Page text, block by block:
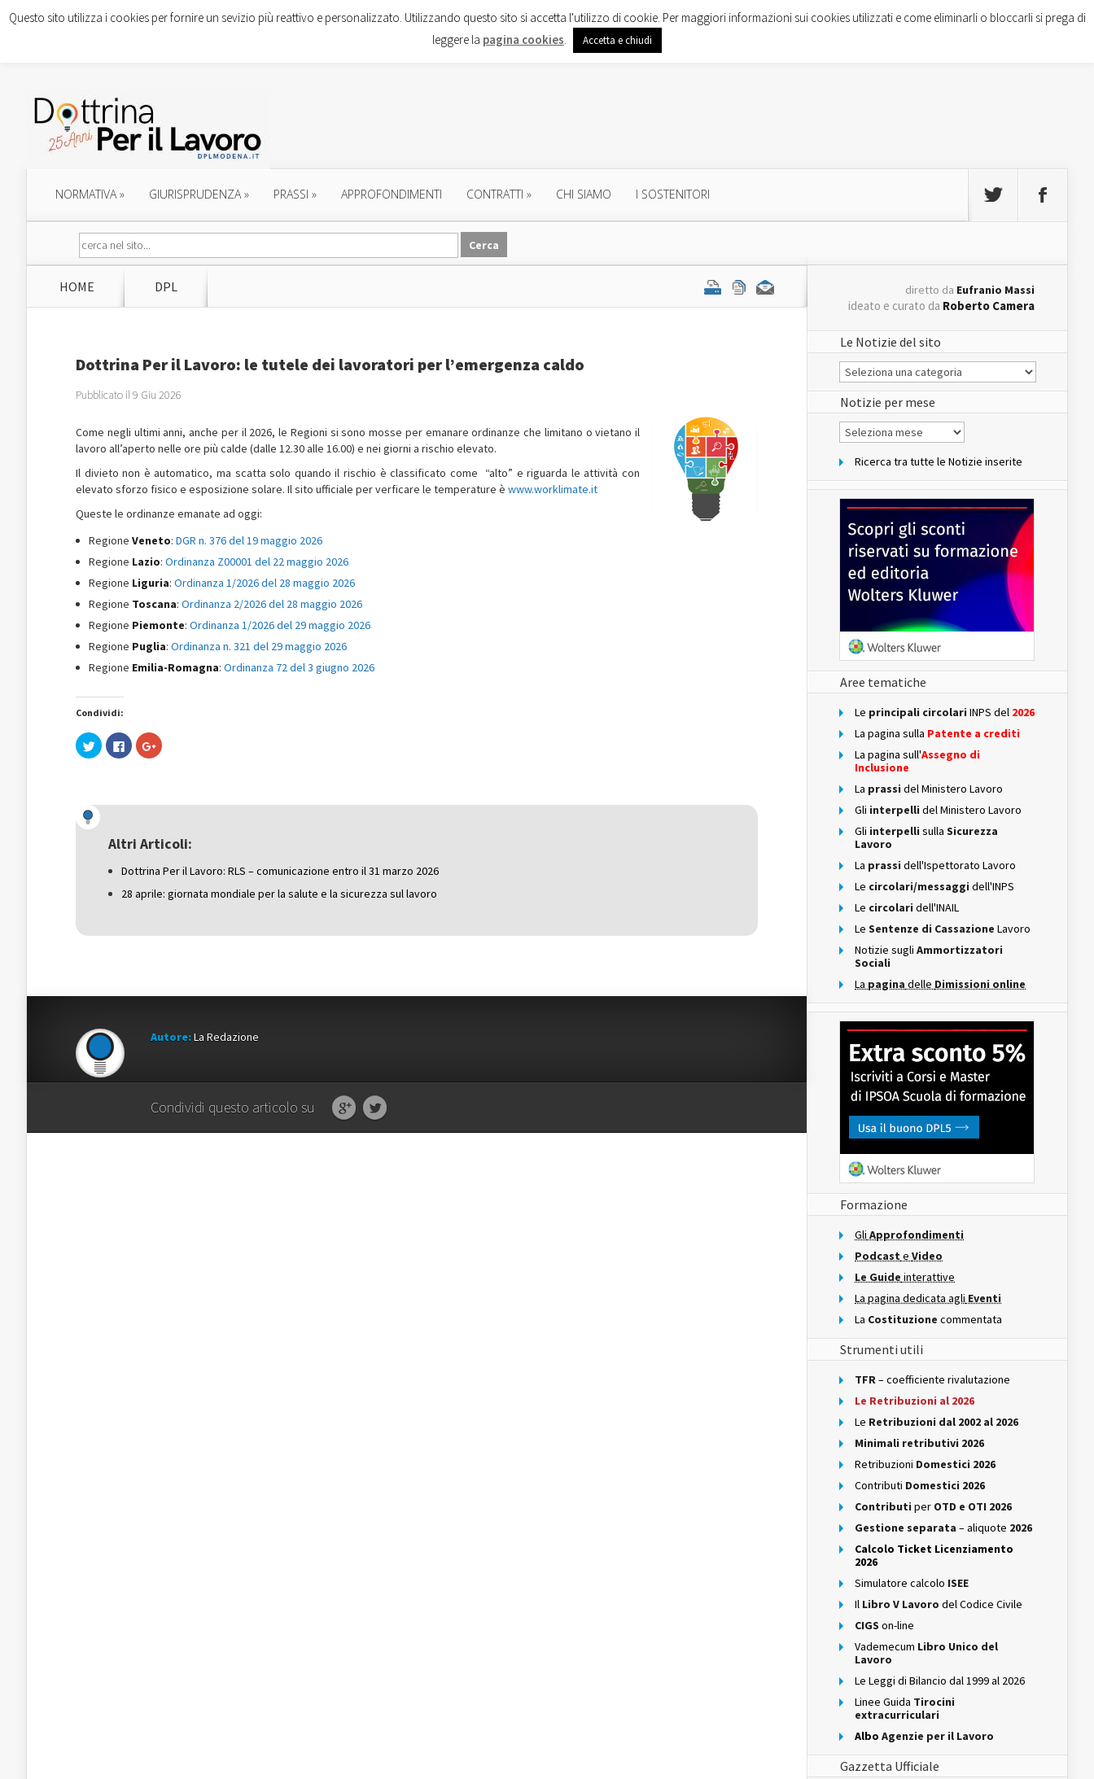
NORMATIVA» GIURISPRUDENZA» PRASSI » APPROFONDIMENTI CONTRATTI » CHI SIAMO I SOSTENITORI
HOME DPL
Dottrina Per il Lavoro: le tutele dei lavoratori per l’emergenza caldo
Pubblicato il 9 Giu 2026
Come negli ultimi anni, anche per il 2026, le Regioni si sono mosse per emanare ordinanze che limitano o vietano il
lavoro all’aperto nelle ore più calde (dalle 12.30 alle 16.00) e nei giorni a rischio elevato.
Il divieto non è automatico, ma scatta solo quando il rischio è classificato come “alto” e riguarda le attività con
elevato sforzo fisico e esposizione solare. Il sito ufficiale per verficare le temperature è www.worklimate.it
Queste le ordinanze emanate ad oggi:
Regione Veneto: DGR n. 376 del 19 maggio 2026
Regione Lazio: Ordinanza Z00001 del 22 maggio 2026
Regione Liguria: Ordinanza 1/2026 del 28 maggio 2026
Regione Toscana: Ordinanza 2/2026 del 28 maggio 2026
Regione Piemonte: Ordinanza 1/2026 del 29 maggio 2026
Regione Puglia: Ordinanza n. 321 del 29 maggio 2026
Regione Emilia-Romagna: Ordinanza 72 del 3 giugno 2026
Condividi:
Fai
clic
(Si
apre
una
nuova
Fai
clic
nuova
finestra)
Fai
clic
una
nuova
Altri Articoli:
Dottrina Per il Lavoro: RLS – comunicazione entro il 31 marzo 2026
28 aprile: giornata mondiale per la salute e la sicurezza sul lavoro
Autore:La Redazione
Condividi questo articolo su
diretto da Eufranio Massi
ideato e curato da Roberto Camera
Le Notizie del sito
Le
Notizie
del
sito
Notizie per mese
Notizie
per
Ricerca tra tutte le Notizie inserite
Aree tematiche
Le principali circolari INPS del 2026
La pagina sulla Patente a crediti
La pagina sull'Assegno di
Inclusione
La prassi del Ministero Lavoro
Gli interpelli del Ministero Lavoro
Gli interpelli sulla Sicurezza
Lavoro
La prassi dell'Ispettorato Lavoro
Le circolari/messaggi dell'INPS
Le circolari dell'INAIL
Le Sentenze di Cassazione Lavoro
Notizie sugli Ammortizzatori
Sociali
La pagina delle Dimissioni online
Formazione
Gli Approfondimenti
Podcast e Video
Le Guide interattive
La pagina dedicata agli Eventi
La Costituzione commentata
Strumenti utili
TFR– coefficiente rivalutazione
Le Retribuzioni al 2026
Le Retribuzioni dal 2002 al 2026
Minimali retributivi 2026
Retribuzioni Domestici 2026
Contributi Domestici 2026
Contributi per OTD e OTI 2026
Gestione separata – aliquote 2026
Calcolo Ticket Licenziamento
2026
Simulatore calcolo ISEE
Il Libro V Lavoro del Codice Civile
CIGS on-line
Vademecum Libro Unico del
Lavoro
Le Leggi di Bilancio dal 1999 al 2026
Linee Guida Tirocini
extracurriculari
Albo Agenzie per il Lavoro
Gazzetta Ufficiale
Questo sito utilizza i cookies per fornire un sevizio più reattivo e personalizzato. Utilizzando questo sito si accetta l'utilizzo di cookie. Per maggiori informazioni sui cookies utilizzati e come eliminarli o bloccarli si prega di
leggere la pagina cookies. Accetta e chiudi